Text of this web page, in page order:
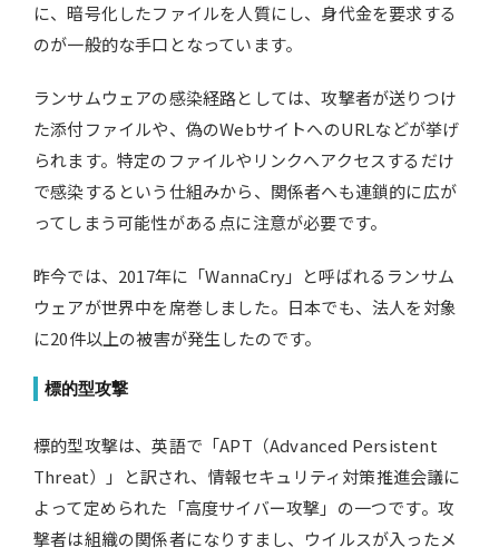
に、暗号化したファイルを人質にし、身代金を要求する
のが一般的な手口となっています。
ランサムウェアの感染経路としては、攻撃者が送りつけ
た添付ファイルや、偽のWebサイトへのURLなどが挙げ
られます。特定のファイルやリンクへアクセスするだけ
で感染するという仕組みから、関係者へも連鎖的に広が
ってしまう可能性がある点に注意が必要です。
昨今では、2017年に「WannaCry」と呼ばれるランサム
ウェアが世界中を席巻しました。日本でも、法人を対象
に20件以上の被害が発生したのです。
標的型攻撃
標的型攻撃は、英語で「APT（Advanced Persistent
Threat）」と訳され、情報セキュリティ対策推進会議に
よって定められた「高度サイバー攻撃」の一つです。攻
撃者は組織の関係者になりすまし、ウイルスが入ったメ